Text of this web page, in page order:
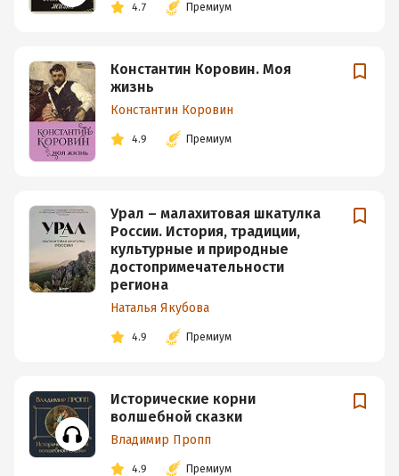
4.7 Премиум
Константин Коровин. Моя
жизнь
Константин Коровин
4.9 Премиум
Урал – малахитовая шкатулка
России. История, традиции,
культурные и природные
достопримечательности
региона
Наталья Якубова
4.9 Премиум
Исторические корни
волшебной сказки
Владимир Пропп
4.9 Премиум